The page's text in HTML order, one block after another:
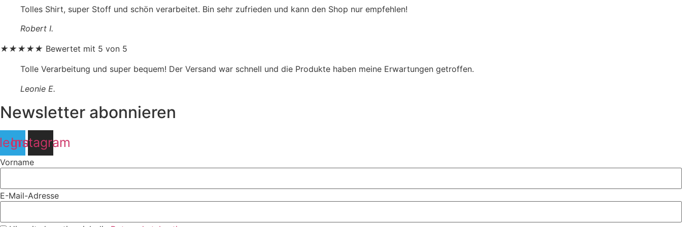
Tolles Shirt, super Stoff und schön verarbeitet. Bin sehr zufrieden und kann den Shop nur empfehlen!
Robert I.
★★★★★ Bewertet mit 5 von 5
Tolle Verarbeitung und super bequem! Der Versand war schnell und die Produkte haben meine Erwartungen getroffen.
Leonie E.
Newsletter abonnieren
Instagram
Vorname
E-Mail-Adresse